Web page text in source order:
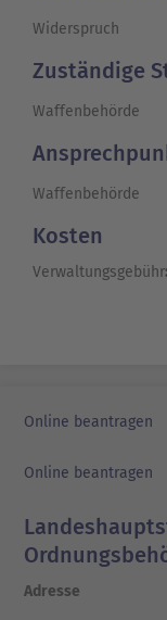
Widerspruch
Zuständige
Waffenbehörde
Waffenbehörde
Kosten
Verwaltungsgebühr
Online beantragen
Online beantragen
Adresse